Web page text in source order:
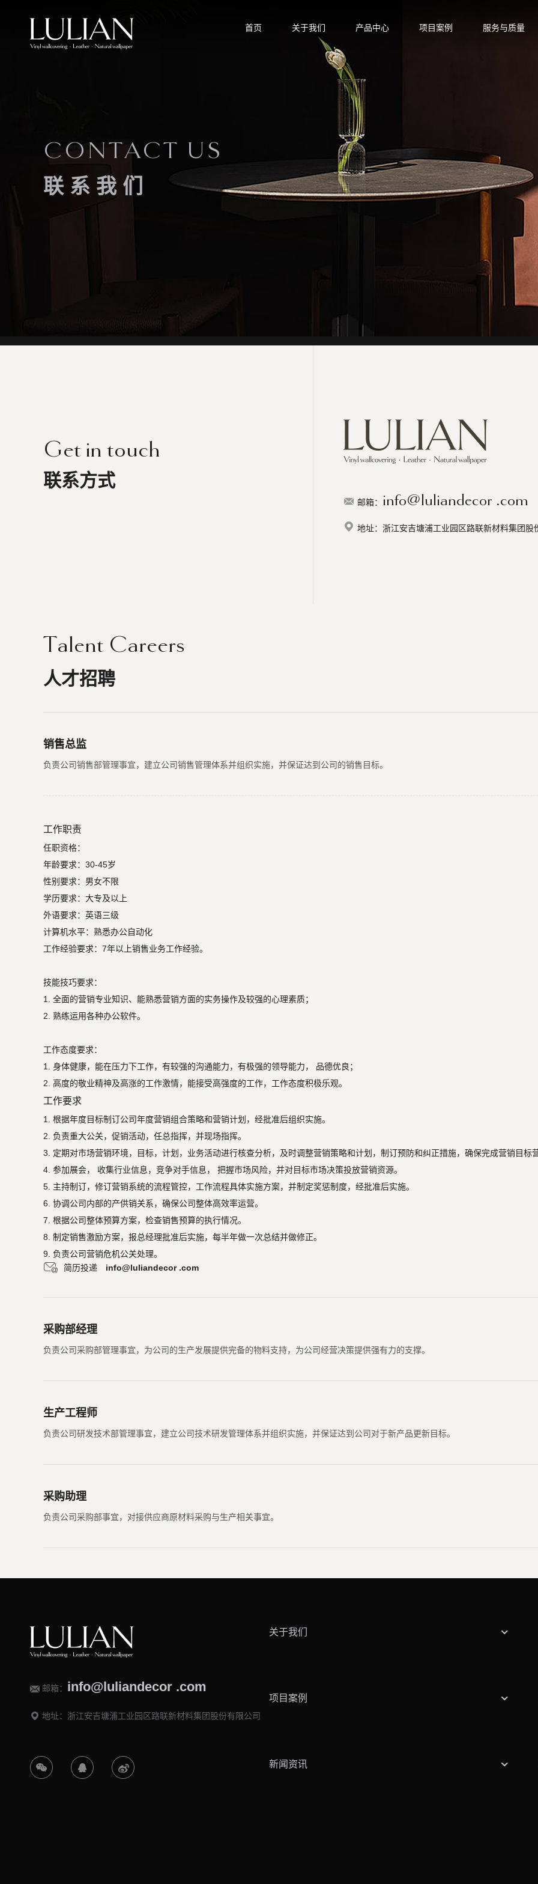
首页 关于我们 产品中心 项目案例 服务与质量
CONTACT US
联系我们
Get in touch
联系方式
邮箱： info@luliandecor .com
地址：浙江安吉塘浦工业园区路联新材料集团股
Talent Careers
人才招聘
销售总监
负责公司销售部管理事宜，建立公司销售管理体系并组织实施，并保证达到公司的销售目标。
工作职责
任职资格：
年龄要求：30-45岁
性别要求：男女不限
学历要求：大专及以上
外语要求：英语三级
计算机水平：熟悉办公自动化
工作经验要求：7年以上销售业务工作经验。
技能技巧要求：
1. 全面的营销专业知识、能熟悉营销方面的实务操作及较强的心理素质；
2. 熟练运用各种办公软件。
工作态度要求：
1. 身体健康，能在压力下工作，有较强的沟通能力，有极强的领导能力， 品德优良；
2. 高度的敬业精神及高涨的工作激情，能接受高强度的工作，工作态度积极乐观。
工作要求
1. 根据年度目标制订公司年度营销组合策略和营销计划，经批准后组织实施。
2. 负责重大公关，促销活动，任总指挥，并现场指挥。
3. 定期对市场营销环境，目标，计划，业务活动进行核查分析，及时调整营销策略和计划，制订预防和纠正措施，确保完成营销目标
4. 参加展会， 收集行业信息，竞争对手信息， 把握市场风险，并对目标市场决策投放营销资源。
5. 主持制订，修订营销系统的流程管控，工作流程具体实施方案，并制定奖惩制度，经批准后实施。
6. 协调公司内部的产供销关系，确保公司整体高效率运营。
7. 根据公司整体预算方案，检查销售预算的执行情况。
8. 制定销售激励方案，报总经理批准后实施，每半年做一次总结并做修正。
9. 负责公司营销危机公关处理。
简历投递
info@luliandecor .com
采购部经理
负责公司采购部管理事宜，为公司的生产发展提供完备的物料支持，为公司经营决策提供强有力的支撑。
生产工程师
负责公司研发技术部管理事宜，建立公司技术研发管理体系并组织实施，并保证达到公司对于新产品更新目标。
采购助理
负责公司采购部事宜，对接供应商原材料采购与生产相关事宜。
邮箱： info@luliandecor .com
地址：浙江安吉塘浦工业园区路联新材料集团股份有限公司
关于我们
项目案例
新闻资讯